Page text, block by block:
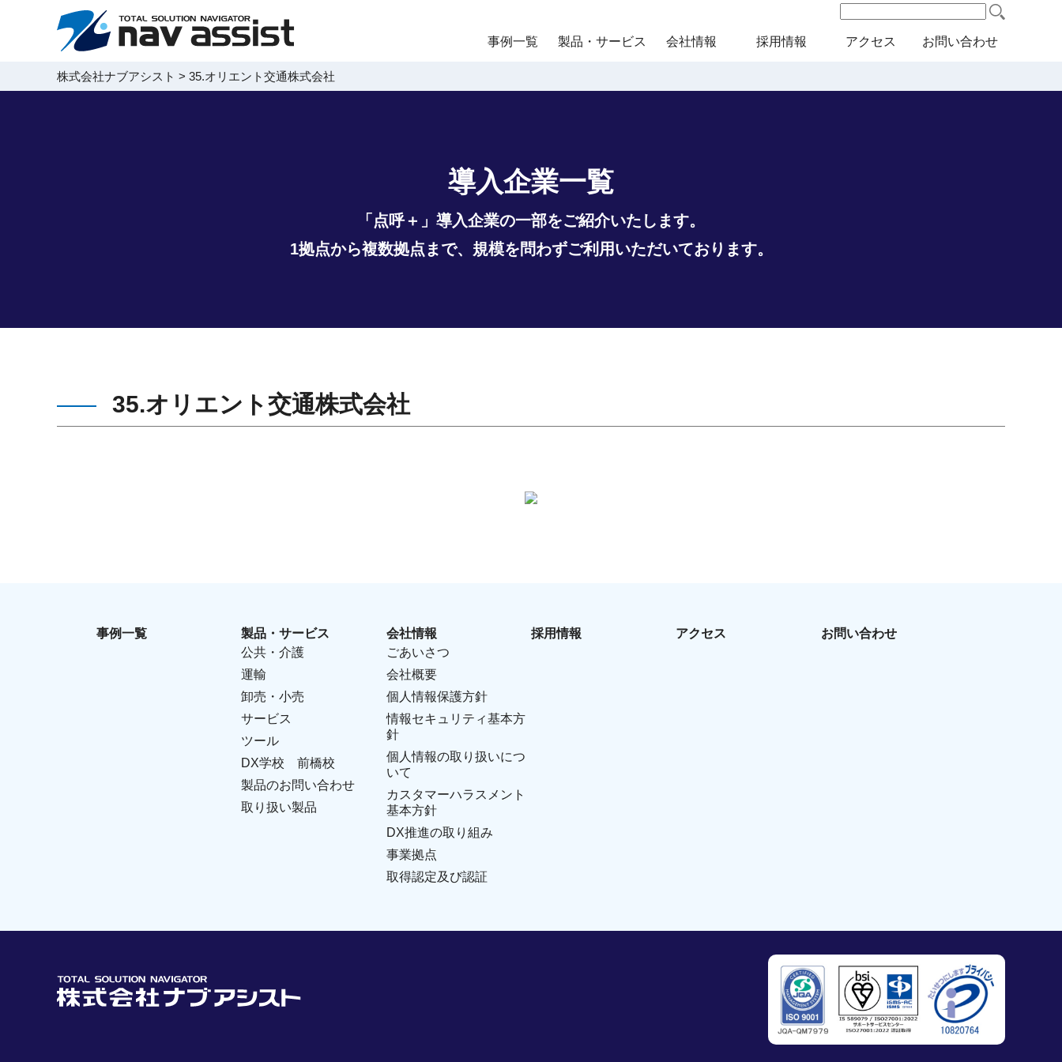
事例一覧 製品・サービス 会社情報 採用情報 アクセス お問い合わせ
株式会社ナブアシスト > 35.オリエント交通株式会社
導入企業一覧
「点呼＋」導入企業の一部をご紹介いたします。
1拠点から複数拠点まで、規模を問わずご利用いただいております。
35.オリエント交通株式会社
事例一覧
製品・サービス
公共・介護
運輸
卸売・小売
サービス
ツール
DX学校 前橋校
製品のお問い合わせ
取り扱い製品
会社情報
ごあいさつ
会社概要
個人情報保護方針
情報セキュリティ基本方
針
個人情報の取り扱いにつ
いて
カスタマーハラスメント
基本方針
DX推進の取り組み
事業拠点
取得認定及び認証
採用情報 アクセス お問い合わせ